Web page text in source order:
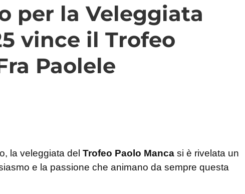
per la Veleggiata
vince il Trofeo
Paolele
la veleggiata del Trofeo Paolo Manca si è rivelata un
e la passione che animano da sempre questa